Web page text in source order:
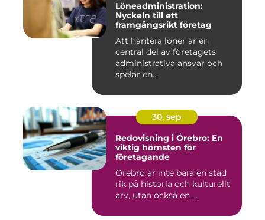
Löneadministration:
Nyckeln till ett
framgångsrikt företag
Att hantera löner är en
central del av företagets
administrativa ansvar och
spelar en...
30. sep
Redovisning i Örebro: En
viktig hörnsten för
företagande
Örebro är inte bara en stad
rik på historia och kulturellt
arv, utan också en ...